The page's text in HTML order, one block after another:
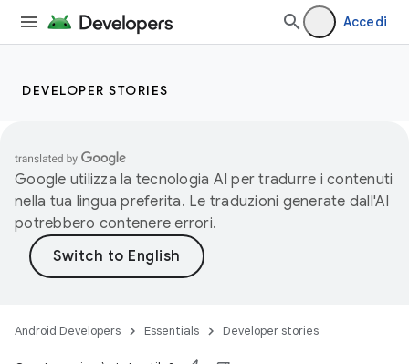
Accedi
DEVELOPER STORIES
Google utilizza la tecnologia AI per tradurre i contenuti
nella tua lingua preferita. Le traduzioni generate dall'AI
potrebbero contenere errori.
Android Developers Essentials Developer stories